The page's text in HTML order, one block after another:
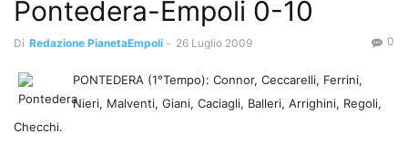
Pontedera-Empoli 0-10
Di Redazione PianetaEmpoli - 26 Luglio 2009 0
PONTEDERA (1°Tempo): Connor, Ceccarelli, Ferrini,
Nieri, Malventi, Giani, Caciagli, Balleri, Arrighini, Regoli,
Checchi.